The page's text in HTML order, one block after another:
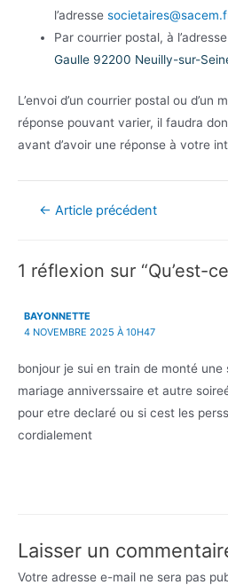
l’adresse
Par courrier postal, à l’adresse
Gaulle 92200 Neuilly-sur-
L’envoi d’un courrier postal ou d’un
réponse pouvant varier, il faudra
avant d’avoir une réponse à votre
Navigation
← Article précédent
1 réflexion sur “Qu’est-
BAYONNETTE
4 NOVEMBRE 2025 À 10H47
bonjour je sui en train de monté une
mariage anniverssaire et autre
pour etre declaré ou si cest les
cordialement
Laisser un
Votre adresse e-mail ne sera pas